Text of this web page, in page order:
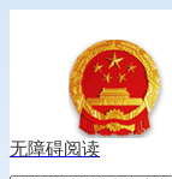
无障碍阅读